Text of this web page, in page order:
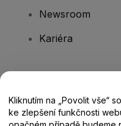
Newsroom
Kariéra
Centrum
Kliknutím na „Povolit vše“
ke zlepšení funkčnosti